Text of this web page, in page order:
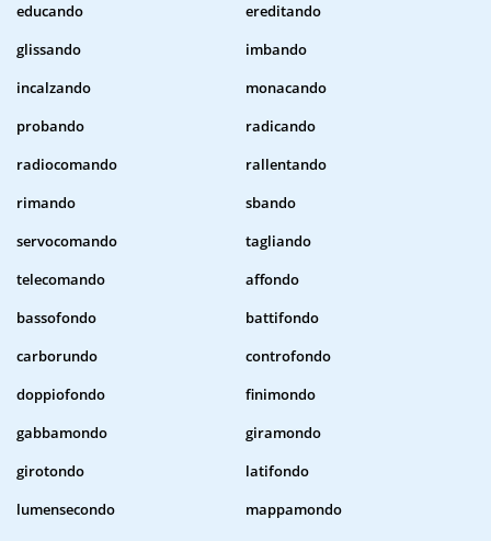
educando
ereditando
glissando
imbando
incalzando
monacando
probando
radicando
radiocomando
rallentando
rimando
sbando
servocomando
tagliando
telecomando
affondo
bassofondo
battifondo
carborundo
controfondo
doppiofondo
finimondo
gabbamondo
giramondo
girotondo
latifondo
lumensecondo
mappamondo